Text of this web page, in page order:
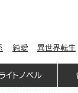
純愛 異世界転生
イトノベル